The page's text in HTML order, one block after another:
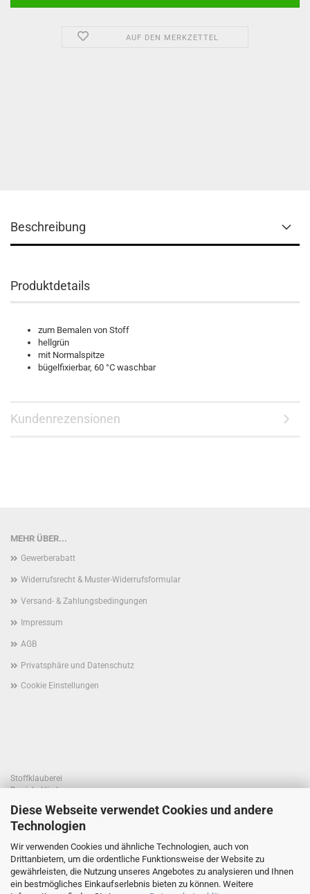
Diese Webseite verwendet Cookies und andere
Technologien
Wir verwenden Cookies und ähnliche Technologien, auch von
Drittanbietern, um die ordentliche Funktionsweise der Website zu
gewährleisten, die Nutzung unseres Angebotes zu analysieren und Ihnen
ein bestmögliches Einkaufserlebnis bieten zu können. Weitere
AUF DEN MERKZETTEL
Beschreibung
Produktdetails
zum Bemalen von Stoff
hellgrün
mit Normalspitze
bügelfixierbar, 60 °C waschbar
Kundenrezensionen
MEHR ÜBER...
Gewerberabatt
Widerrufsrecht & Muster-Widerrufsformular
Versand- & Zahlungsbedingungen
Impressum
AGB
Privatsphäre und Datenschutz
Cookie Einstellungen
Stoffklauberei
Daniela Hierl
Telefon +49 170 41 55 820
E-Mail: info@stoffklauberei.de
Umsatzsteuer-Identifikationsnummer: DE360021786
USt. wird nicht ausgewiesen (Kleinunternehmerregelung)